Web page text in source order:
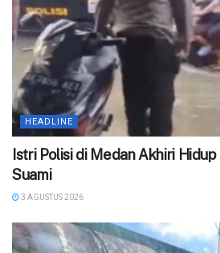
HEADLINE
‎Istri Polisi di Medan Akhiri
Suami
3 AGUSTUS 2026